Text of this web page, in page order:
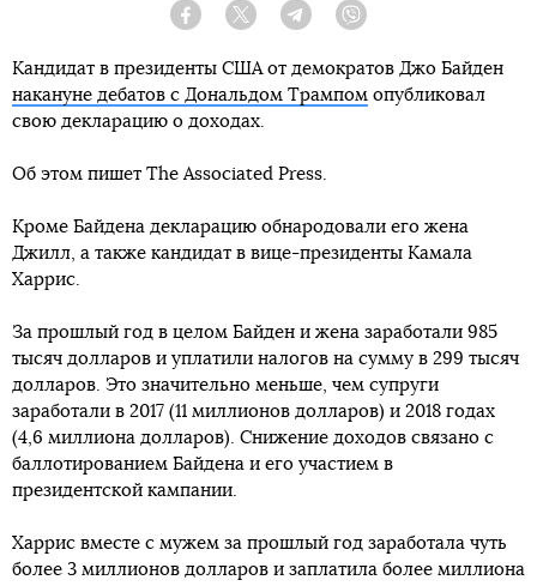
Facebook Twitter Telegram
Кандидат в президенты США от демократов Джо Байден
накануне дебатов с Дональдом Трампом опубликовал
свою декларацию о доходах.
Об этом пишет The Associated Press.
Кроме Байдена декларацию обнародовали его жена
Джилл, а также кандидат в вице-президенты Камала
Харрис.
За прошлый год в целом Байден и жена заработали 985
тысяч долларов и уплатили налогов на сумму в 299 тысяч
долларов. Это значительно меньше, чем супруги
заработали в 2017 (11 миллионов долларов) и 2018 годах
(4,6 миллиона долларов). Снижение доходов связано с
баллотированием Байдена и его участием в
президентской кампании.
Харрис вместе с мужем за прошлый год заработала чуть
более 3 миллионов долларов и заплатила более миллиона